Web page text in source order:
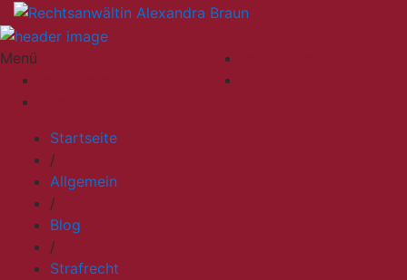
Menü
Startseite
/
Allgemein
/
Blog
/
Strafrecht